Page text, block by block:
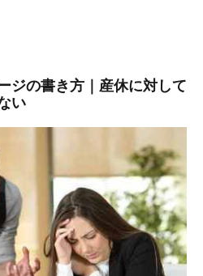
ジの書き方｜産休に対して
い